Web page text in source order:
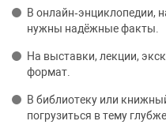
В онлайн‑энциклопедии,
нужны надёжные факты.
На выставки, лекции,
формат.
В библиотеку или
погрузиться в тему глубже.